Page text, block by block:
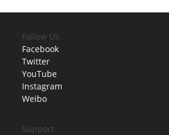
Follow Us
Facebook
Twitter
YouTube
Instagram
Weibo
Support